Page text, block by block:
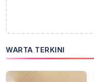
WARTA TERKINI